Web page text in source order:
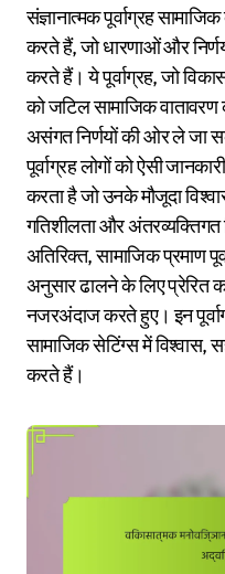
संज्ञानात्मक पूर्वाग्रह
करते हैं, जो धारणाओं और
करते हैं। ये पूर्वाग्रह, जो
को जटिल सामाजिक
असंगत निर्णयों की ओर ले जा
पूर्वाग्रह लोगों को ऐसी
करता है जो उनके मौजूदा
गतिशीलता और अंतरव्यक्तिगत
अतिरिक्त, सामाजिक प्रमाण
अनुसार ढालने के लिए प्रेरित
नजरअंदाज करते हुए। इन
सामाजिक सेटिंग्स में विश्वास,
करते हैं।